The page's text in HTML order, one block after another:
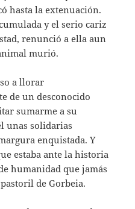
hasta la extenuación.
y el serio cariz
renunció a ella aun
murió.
a llorar
de un desconocido
sumarme a su
unas solidarias
enquistada. Y
estaba ante la historia
humanidad que jamás
de Gorbeia.